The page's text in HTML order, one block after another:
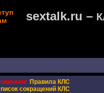
sextalk.ru –
Правила КЛС
сокращений КЛС